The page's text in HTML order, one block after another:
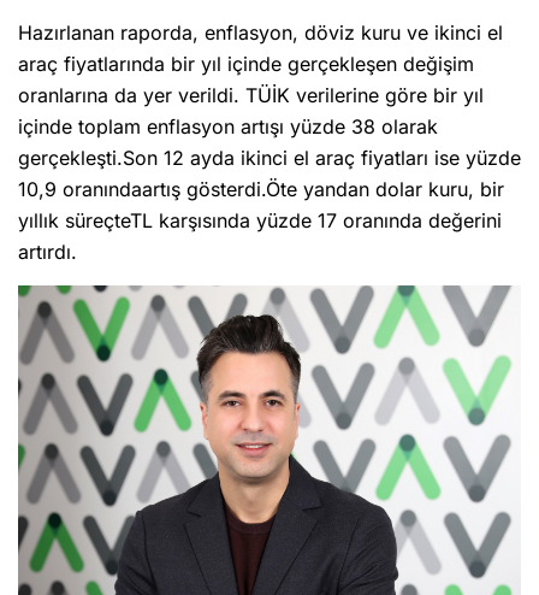
Hazırlanan raporda, enflasyon, döviz kuru ve ikinci el
araç fiyatlarında bir yıl içinde gerçekleşen değişim
oranlarına da yer verildi. TÜİK verilerine göre bir yıl
içinde toplam enflasyon artışı yüzde 38 olarak
gerçekleşti.Son 12 ayda ikinci el araç fiyatları ise yüzde
10,9 oranındaartış gösterdi.Öte yandan dolar kuru, bir
yıllık süreçteTL karşısında yüzde 17 oranında değerini
artırdı.